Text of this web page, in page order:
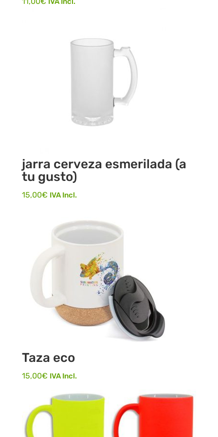
jarra cerveza esmerilada (a
tu gusto)
15,00€ IVA Incl.
Taza eco
15,00€ IVA Incl.